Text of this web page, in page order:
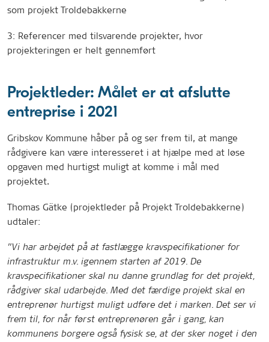
som projekt Troldebakkerne
3: Referencer med tilsvarende projekter, hvor
projekteringen er helt gennemført
Projektleder: Målet er at afslutte
entreprise i 2021
Gribskov Kommune håber på og ser frem til, at mange
rådgivere kan være interesseret i at hjælpe med at løse
opgaven med hurtigst muligt at komme i mål med
projektet.
Thomas Gätke (projektleder på Projekt Troldebakkerne)
udtaler:
”Vi har arbejdet på at fastlægge kravspecifikationer for
infrastruktur m.v. igennem starten af 2019. De
kravspecifikationer skal nu danne grundlag for det projekt,
rådgiver skal udarbejde. Med det færdige projekt skal en
entreprenør hurtigst muligt udføre det i marken. Det ser vi
frem til, for når først entreprenøren går i gang, kan
kommunens borgere også fysisk se, at der sker noget i den